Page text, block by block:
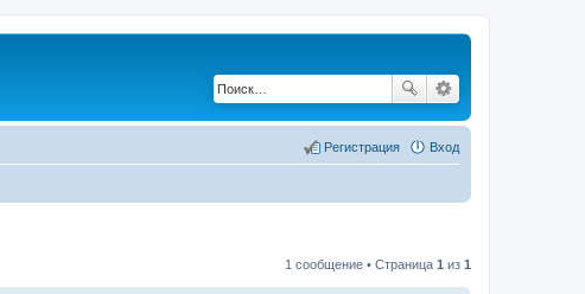
Вход
Регистрация
1 сообщение • Страница 1 из 1